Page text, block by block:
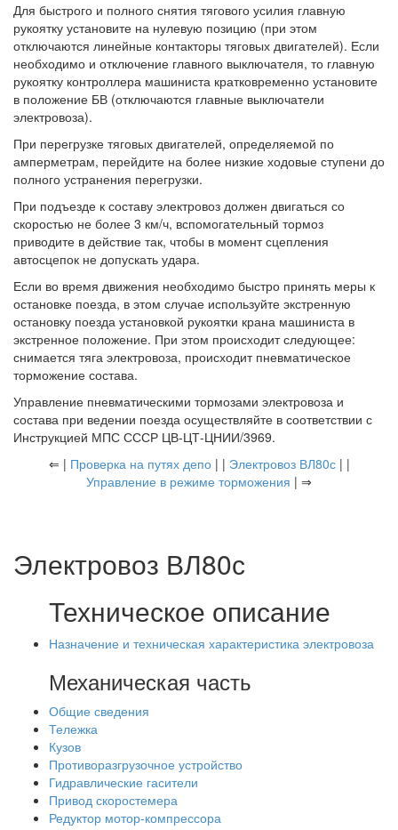
Для быстрого и полного снятия тягового усилия главную
рукоятку установите на нулевую позицию (при этом
отключаются линейные контакторы тяговых двигателей). Если
необходимо и отключение главного выключателя, то главную
рукоятку контроллера машиниста кратковременно установите
в положение БВ (отключаются главные выключатели
электровоза).
При перегрузке тяговых двигателей, определяемой по
амперметрам, перейдите на более низкие ходовые ступени до
полного устранения перегрузки.
При подъезде к составу электровоз должен двигаться со
скоростью не более 3 км/ч, вспомогательный тормоз
приводите в действие так, чтобы в момент сцепления
автосцепок не допускать удара.
Если во время движения необходимо быстро принять меры к
остановке поезда, в этом случае используйте экстренную
остановку поезда установкой рукоятки крана машиниста в
экстренное положение. При этом происходит следующее:
снимается тяга электровоза, происходит пневматическое
торможение состава.
Управление пневматическими тормозами электровоза и
состава при ведении поезда осуществляйте в соответствии с
Инструкцией МПС СССР ЦВ-ЦТ-ЦНИИ/3969.
⇐ | Проверка на путях депо| | Электровоз ВЛ80с| |
Управление в режиме торможения | ⇒
Электровоз ВЛ80с
Техническое описание
Назначение и техническая характеристика электровоза
Механическая часть
Общие сведения
Тележка
Кузов
Противоразгрузочное устройство
Гидравлические гасители
Привод скоростемера
Редуктор мотор-компрессора